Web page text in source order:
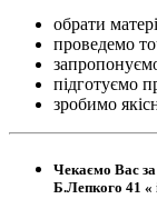
обрати
проведемо
підготуємо
зробимо
Чекаємо Вас за
Б.Лепкого 41 «